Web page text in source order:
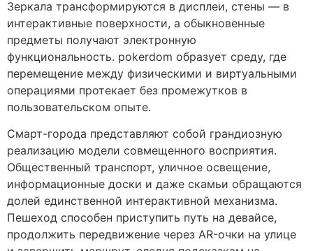
Зеркала трансформируются в дисплеи, стены — в
интерактивные поверхности, а обыкновенные
предметы получают электронную
функциональность. pokerdom образует среду, где
перемещение между физическими и виртуальными
операциями протекает без промежутков в
пользовательском опыте.
Смарт-города представляют собой грандиозную
реализацию модели совмещенного восприятия.
Общественный транспорт, уличное освещение,
информационные доски и даже скамьи обращаются
долей единственной интерактивной механизма.
Пешеход способен приступить путь на девайсе,
продолжить передвижение через AR-очки на улице